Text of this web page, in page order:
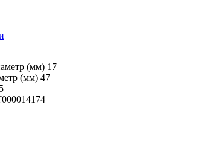
(мм) 17
(мм) 47